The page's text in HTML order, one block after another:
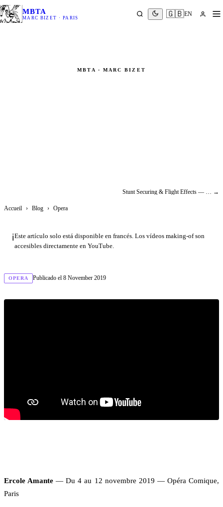
MBTA
MARC BIZET · PARIS 🇬🇧EN
MBTA · MARC BIZET
→
Accueil › Blog › Opera
ℹ️Este artículo solo está disponible en francés. Los vídeos making-of son
accesibles directamente en YouTube.
OPERA Publicado el 8 November 2019
Ercole Amante — Du 4 au 12 novembre 2019 — Opéra Comique,
Paris